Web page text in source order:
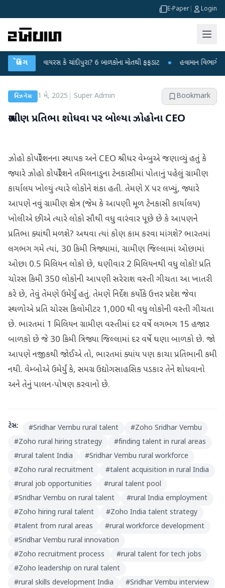
E-Paper Login
બ્રેકિંગ
વાયરસ કે ચાંદીપુરા? 6 બાળકોના મોતથી ફફડાટ ● હવામાન વિભાગે 18 રાજ્યો
બિઝનેસ 1 મે, 2025 Super Admin Bookmark
ગ્રામીણ પ્રતિભા શોધવા પર બોલ્યા ઝોહોના CEO
ઝોહો કોર્પોરેશનના સ્થાપક અને CEO શ્રીધર વેમ્બુએ જણાવ્યું હતું કે
જ્યારે ઝોહો કોર્પોરેશને તમિલનાડુના ટેનકાસીમાં પોતાનું પહેલું ગ્રામીણ
કાર્યાલય ખોલ્યું ત્યારે લોકોને શંકા હતી. તેમણે X પર લખ્યું, જ્યારે
આપણે નવું ગ્રામીણ ક્ષેત્ર (જેમ કે આપણી મૂળ ટેનકાસી કાર્યાલય)
ખોલીએ છીએ ત્યારે લોકો સૌથી વધુ વારંવાર પૂછે છે કે આપણને
પ્રતિભા ક્યાંથી મળશે? અથવા ત્યાં કોણ કામ કરવા માંગશે? ભારતમાં
લગભગ ગમે ત્યાં, 30 કિમી ત્રિજ્યામાં, ગ્રામીણ જિલ્લામાં ઓછામાં
ઓછા 0.5 મિલિયન લોકો છે, ઘણીવાર 2 મિલિયનથી વધુ લોકો! પ્રતિ
ચોરસ કિમી 350 લોકોની આપણી સરેરાશ વસ્તી ગીચતા આ ખાતરી
કરે છે, તેવું તેમણે ઉમેર્યું હતું. તેમણે નિર્દેશ કર્યો કે ઉત્તર પ્રદેશ જેવા
સ્થળોએ પ્રતિ ચોરસ કિલોમીટર 1,000 થી વધુ લોકોની વસ્તી ગીચતા
છે. ભારતમાં 1 મિલિયન ગ્રામીણ વસ્તીમાં દર વર્ષે લગભગ 15 હજાર
બાળકો છે જે 30 કિમી ત્રિજ્યા જિલ્લામાં દર વર્ષે ઘણા બાળકો છે. જો
આપણે નજીકથી જોઈએ તો, ભારતમાં ક્યાંય પણ કાચા પ્રતિભાની કમી
નથી. વેમ્બોએ ઉમેર્યું કે, સમગ્ર ઉદ્યોગસાહસિક પડકાર તેને શોધવાનો
અને તેનું પાલન-પોષણ કરવાનો છે.
ટેગ્સ: #Sridhar Vembu rural talent #Zoho Sridhar Vembu
#Zoho rural hiring strategy #finding talent in rural areas
#rural talent India #Sridhar Vembu rural workforce
#Zoho rural recruitment #talent acquisition in rural India
#rural job opportunities #rural talent pool
#Sridhar Vembu on rural talent #rural India employment
#Zoho hiring rural talent #Zoho India talent strategy
#talent from rural areas #rural workforce development
#Sridhar Vembu rural innovation
#Zoho recruitment process #rural talent for tech jobs
#Zoho leadership on rural talent
#rural skills development India #Sridhar Vembu interview